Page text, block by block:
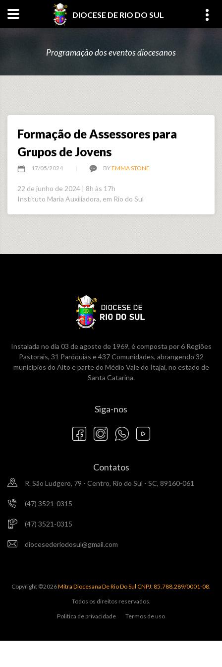
DIOCESE DE RIO DO SUL
Programação dos eventos diocesanos
Formação de Assessores para
Grupos de Jovens
17/05/2024 BYEMMA STONE
22 de junho de 2024 | 8h às 17h
Instituto Maria Auxiliadora, em Rio do Sul
Instalada no dia 03 de agosto de 1969, é composta por 6 Regiões
Pastorais, 31 Paróquias e 437 Comunidades, abrangendo 32
municípios do Alto e parte do Médio Vale do Itajaí, no estado de
Santa Catarina.
Siga-nos
Contatos
R. São Ludgero, 79 - Centro, Rio do Sul - SC, 89160-061
(47) 3521-0315
(47) 3521-0315
diocesederiodosul@gmail.com
Copyright ©2026Mitra Diocesana De Rio Do Sul CNPJ: 85.788.289/0001-08
Todos os direitos reservados.
Politica de privacidade
Termos de uso